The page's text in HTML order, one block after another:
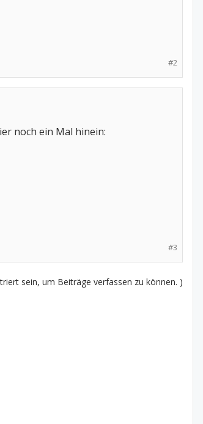
#2
noch ein Mal hinein:
#3
sein, um Beiträge verfassen zu können. )